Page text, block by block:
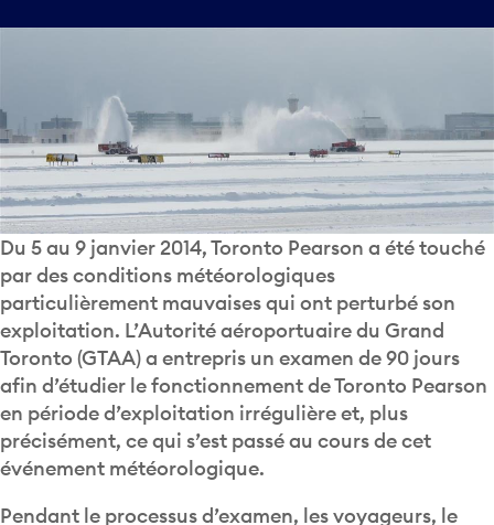
Du 5 au 9 janvier 2014, Toronto Pearson a été touché
par des conditions météorologiques
particulièrement mauvaises qui ont perturbé son
exploitation. L’Autorité aéroportuaire du Grand
Toronto (GTAA) a entrepris un examen de 90 jours
afin d’étudier le fonctionnement de Toronto Pearson
en période d’exploitation irrégulière et, plus
précisément, ce qui s’est passé au cours de cet
événement météorologique.
grand public et les employés de l’aéroport ont